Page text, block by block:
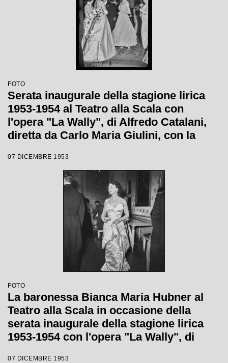
FOTO
Serata inaugurale della stagione lirica
1953-1954 al Teatro alla Scala con
l'opera "La Wally", di Alfredo Catalani,
diretta da Carlo Maria Giulini, con la
07 DICEMBRE 1953
FOTO
La baronessa Bianca Maria Hubner al
Teatro alla Scala in occasione della
serata inaugurale della stagione lirica
1953-1954 con l'opera "La Wally", di
07 DICEMBRE 1953